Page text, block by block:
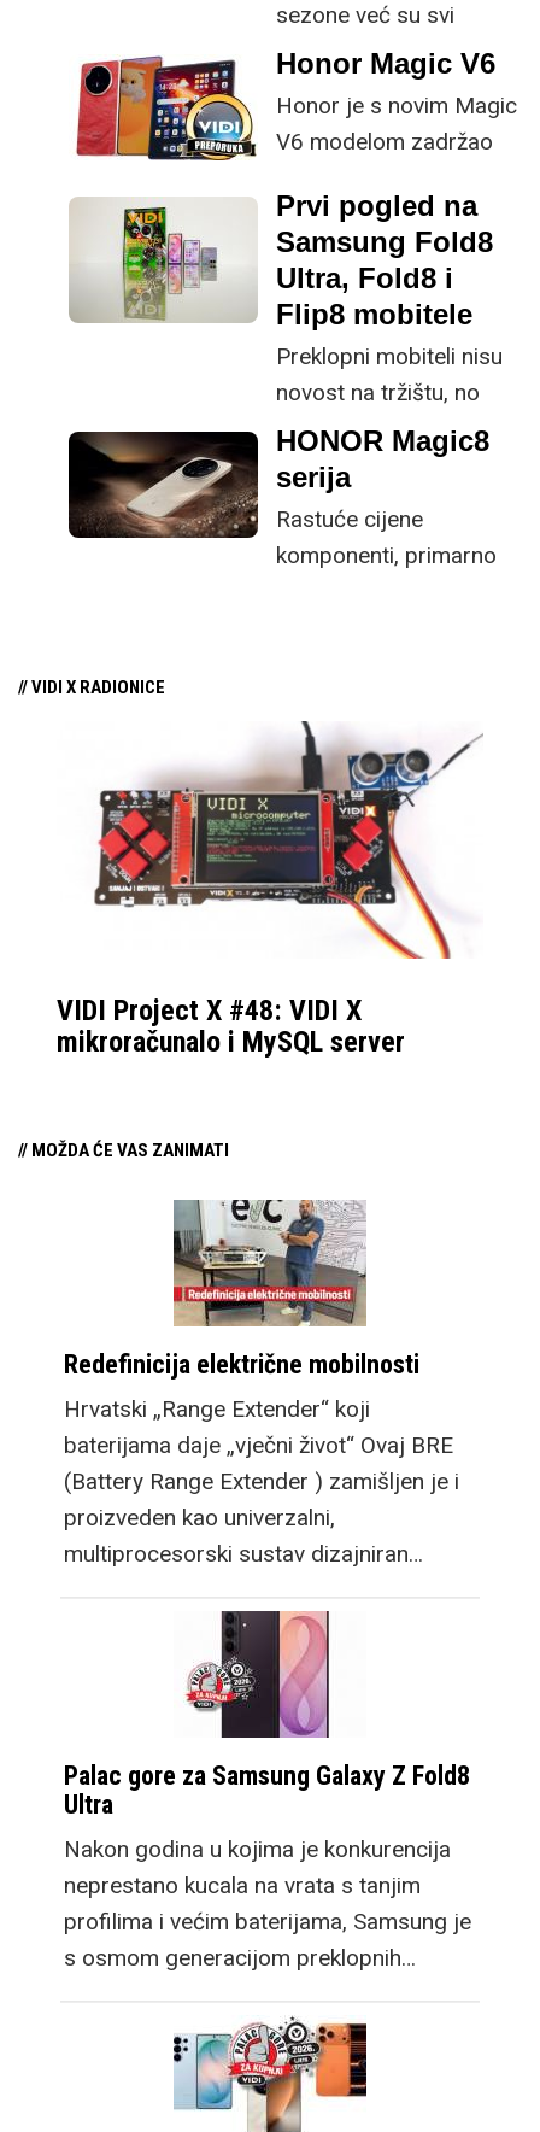
generacijom preklopnih
uređaja odlučio
poboljšati ključne
specifikacije.
sezone već su svi
mobiteli aktualne
generacije na tržištu te
je više-manje samo
preferencija što želite
kupiti.
Honor Magic V6
Honor je s novim Magic
V6 modelom zadržao
specifikacije, no
istovremeno
implementirao
nadogradnje koje su
ključne svakom
korisniku.
Prvi pogled na
Samsung Fold8
Ultra, Fold8 i
Flip8 mobitele
Preklopni mobiteli nisu
novost na tržištu, no
svakako su niša s
obzirom na svoju
cijenu, kao i ekstremnu
plastičnost tržišta koje
više nije spremno toliko
ažuriranjima i podrškom
ovoj formi uređaja,
Samsung je postao
standard kojem se
drugi prilagođavaju, sa
najboljom softverskom
prilagodbom za
uživanje u multimediji.
Ove godine imamo
potencijalne kupce
preklopnog mobitela
koji se možda nisu
pronašli kod manjeg
cilja na multitasking
kojim se oni ne bave.
Tako je došlo do
promjene u lineupu ove
godine te tradicionalan
Flip zadržava dizajn po
uz niz poboljšanja
kakve već očekujemo
za godišnju
nadogradnju. Zatim
dosadašnji Fold model
također donoseći
nadogradnje, no
zadržavajući
dosadašnju
vrhunskim setom
kamera.
HONOR Magic8
serija
Rastuće cijene
komponenti, primarno
potiče proizvođače da
transformiraju svoje
uređaje iz trendy
tehnologije u
dugoročnu investiciju
koja će vas pratiti
// VIDI X RADIONICE
VIDI Project X #48: VIDI X
mikroračunalo i MySQL server
// MOŽDA ĆE VAS ZANIMATI
Redefinicija električne mobilnosti
Hrvatski „Range Extender“ koji
baterijama daje „vječni život“ Ovaj BRE
(Battery Range Extender ) zamišljen je i
proizveden kao univerzalni,
multiprocesorski sustav dizajniran…
Palac gore za Samsung Galaxy Z Fold8
Ultra
Nakon godina u kojima je konkurencija
neprestano kucala na vrata s tanjim
profilima i većim baterijama, Samsung je
s osmom generacijom preklopnih…